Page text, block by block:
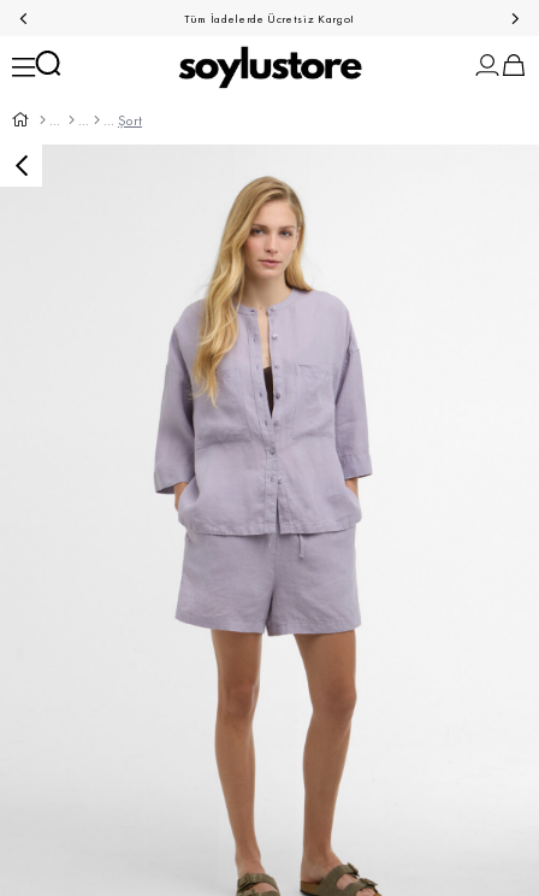
Tüm İadelerde Ücretsiz Kargo!
Şort